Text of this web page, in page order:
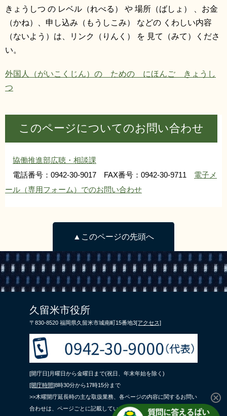
きょうしつ の レベル（れべる） や 場所（ばしょ） 、お金
（かね）、申し込み（もうしこみ） などの くわしい内容
（ないよう）は、リンク（りんく） を 見て（みて）くださ
い。
外国人（がいこくじん）の ための にほんご きょうし
つ
このページについてのお問い合わせ
協働推進部広聴・相談課
電話番号：0942-30-9017 FAX番号：0942-30-9711 電子メ
ール（専用フォーム）でのお問い合わせ
▲このページの先頭へ
久留米市役所
〒830-8520 福岡県久留米市城南町15番地3[アクセス]
[開庁日]月曜日から金曜日まで(祝日、年末年始を除く)
[開庁時間]8時30分から17時15分まで
>>木曜開庁延長時の主な取扱業務、各ページの内容に関するお問い
合わせは、ページごとに記載している問合せ先までご連絡くださ